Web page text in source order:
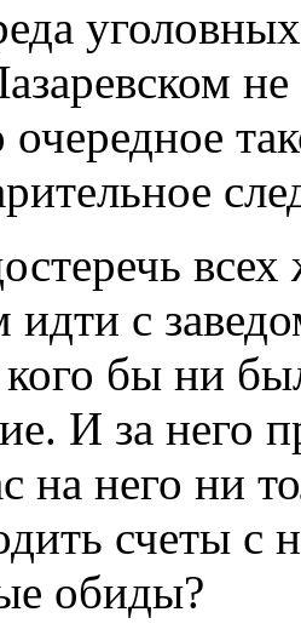
всех
идти с
бы ни
И за него
на него ни
счеты с
обиды?